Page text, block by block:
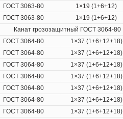
ГОСТ 3063-80 1×19 (1+6+12)
ГОСТ 3063-80 1×19 (1+6+12)
Канат грозозащитный ГОСТ 3064-80
ГОСТ 3064-80 1×37 (1+6+12+18)
ГОСТ 3064-80 1×37 (1+6+12+18)
ГОСТ 3064-80 1×37 (1+6+12+18)
ГОСТ 3064-80 1×37 (1+6+12+18)
ГОСТ 3064-80 1×37 (1+6+12+18)
ГОСТ 3064-80 1×37 (1+6+12+18)
ГОСТ 3064-80 1×37 (1+6+12+18)